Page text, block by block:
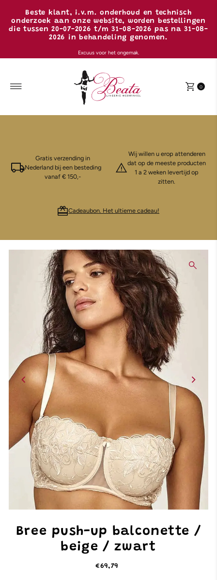
Ga naar inhoud
Beste klant, i.v.m. onderhoud en technisch
onderzoek aan onze website, worden bestellingen
die tussen 20-07-2026 t/m 31-08-2026 pas na 31-08-
2026 in behandeling genomen.
Excuus voor het ongemak.
0
Gratis verzending in
Nederland bij een besteding
vanaf € 150,-
Wij willen u erop attenderen
dat op de meeste producten
1 a 2 weken levertijd op
zitten.
Cadeaubon. Het ultieme cadeau!
Bree push-up balconette /
beige / zwart
€69,79